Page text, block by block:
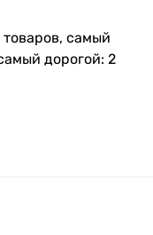
самый
дорогой: 2